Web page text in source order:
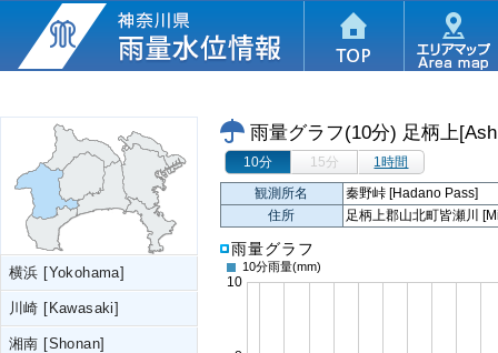
横浜 [Yokohama]
川崎 [Kawasaki]
湘南 [Shonan]
雨量グラフ(10分) 足柄上
10分 15分
1時間
観測所名
秦野峠 [Hadano Pass]
住所
足柄上郡山北町皆瀬川
雨量グラフ
10分雨量(mm)